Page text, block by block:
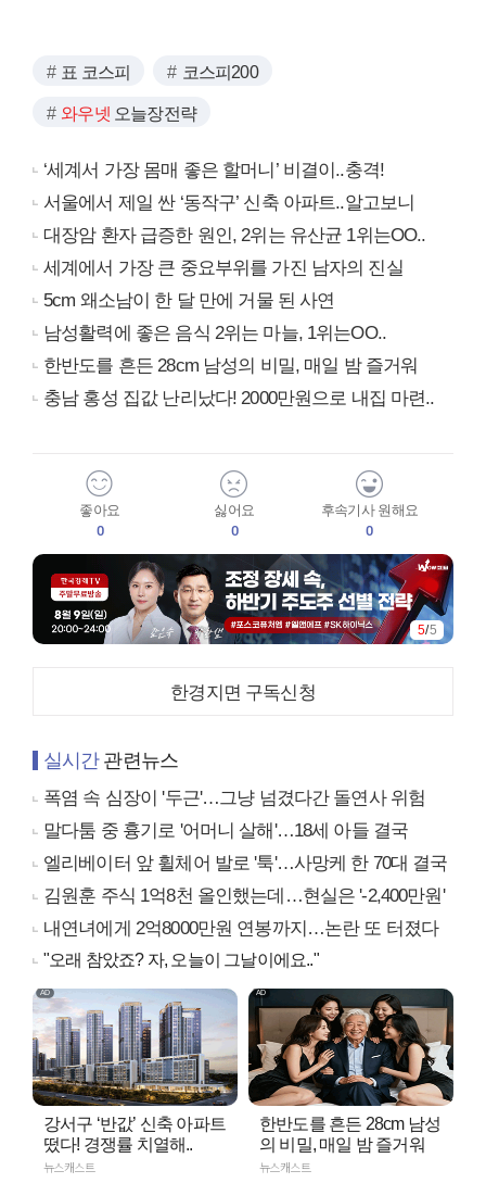
표 코스피 코스피200
와우넷 오늘장전략
‘세계서 가장 몸매 좋은 할머니’ 비결이..충격!
서울에서 제일 싼 ‘동작구’ 신축 아파트..알고보니
대장암 환자 급증한 원인, 2위는 유산균 1위는OO..
세계에서 가장 큰 중요부위를 가진 남자의 진실
5cm 왜소남이 한 달 만에 거물 된 사연
남성활력에 좋은 음식 2위는 마늘, 1위는OO..
한반도를 흔든 28cm 남성의 비밀, 매일 밤 즐거워
충남 홍성 집값 난리났다! 2000만원으로 내집 마련..
좋아요
0
싫어요
0
후속기사 원해요
0
5/5
한경지면 구독신청
실시간관련뉴스
폭염 속 심장이 '두근'…그냥 넘겼다간 돌연사 위험
말다툼 중 흉기로 '어머니 살해'…18세 아들 결국
엘리베이터 앞 휠체어 발로 '툭'…사망케 한 70대 결국
김원훈 주식 1억8천 올인했는데…현실은 '-2,400만원'
내연녀에게 2억8000만원 연봉까지…논란 또 터졌다
"오래 참았죠? 자, 오늘이 그날이에요.."
강서구 ‘반값’ 신축 아파트
떴다! 경쟁률 치열해..
뉴스캐스트
한반도를 흔든 28cm 남성
의 비밀, 매일 밤 즐거워
뉴스캐스트